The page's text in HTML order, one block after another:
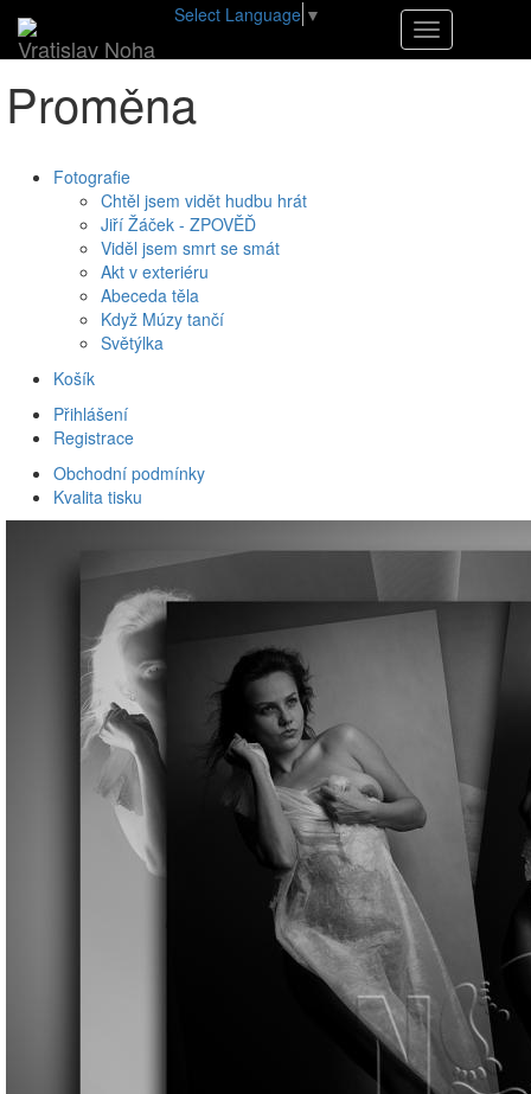
Navigace
Vratislav Noha
Select Language ▼
E-shop
Proměna
Fotografie
Chtěl jsem vidět hudbu hrát
Jiří Žáček - ZPOVĚĎ
Viděl jsem smrt se smát
Akt v exteriéru
Abeceda těla
Když Múzy tančí
Světýlka
Košík
Přihlášení
Registrace
Obchodní podmínky
Kvalita tisku